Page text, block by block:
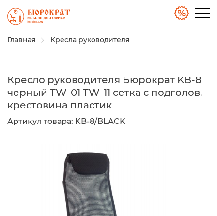
Главная Кресла руководителя
Кресло руководителя Бюрократ KB-8
черный TW-01 TW-11 сетка с подголов.
крестовина пластик
Артикул товара: KB-8/BLACK